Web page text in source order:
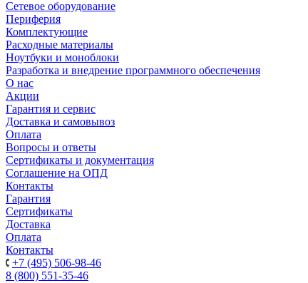
Сетевое оборудование
Периферия
Комплектующие
Расходные материалы
Ноутбуки и моноблоки
Разработка и внедрение программного обеспечения
О нас
Акции
Гарантия и сервис
Доставка и самовывоз
Оплата
Вопросы и ответы
Сертификаты и документация
Соглашение на ОПД
Контакты
Гарантия
Сертификаты
Доставка
Оплата
Контакты
+7 (495) 506-98-46
8 (800) 551-35-46